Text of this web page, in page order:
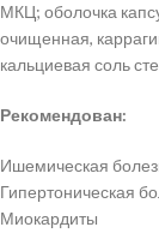
МКЦ; оболочка
очищенная,
кальциевая соль
Рекомендован:
Ишемическая
Гипертоническая
Миокардиты